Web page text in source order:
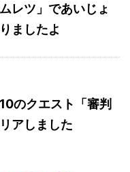
レツ」であいじょ
ましたよ
のクエスト「審判
アしました